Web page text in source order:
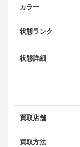
カラー
状態ランク
状態詳細
買取店舗
買取方法